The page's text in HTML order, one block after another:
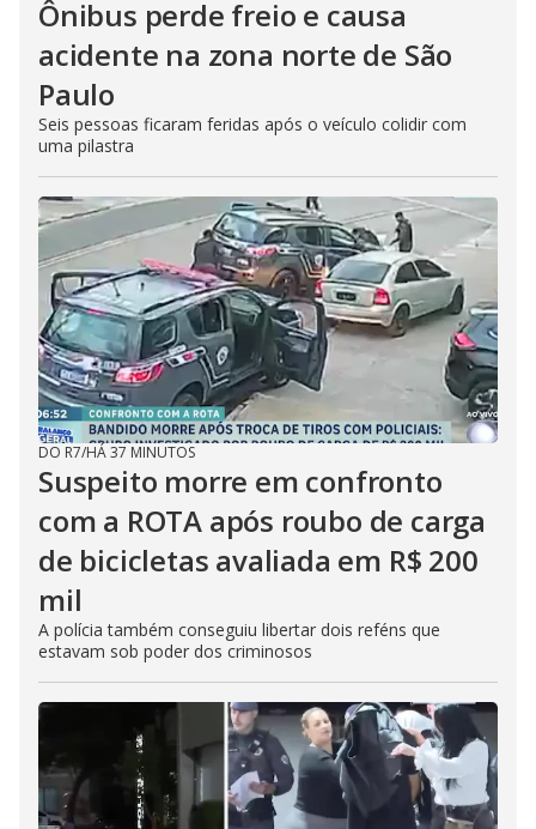
Ônibus perde freio e causa
acidente na zona norte de São
Paulo
Seis pessoas ficaram feridas após o veículo colidir com
uma pilastra
DO R7/HÁ 37 MINUTOS
Suspeito morre em confronto
com a ROTA após roubo de carga
de bicicletas avaliada em R$ 200
mil
A polícia também conseguiu libertar dois reféns que
estavam sob poder dos criminosos